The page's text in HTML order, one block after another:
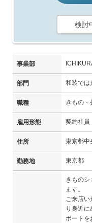
検討
事業部
部門 和装では
職種 きもの
雇用形態 契約社員
住所 東京都中
勤務地 東京都
きもの
ます。
ご来店い
り身近
ポートを